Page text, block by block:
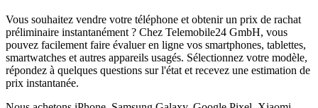
Vous souhaitez vendre votre téléphone et obtenir un prix de rachat
préliminaire instantanément ? Chez Telemobile24 GmbH, vous
pouvez facilement faire évaluer en ligne vos smartphones, tablettes,
smartwatches et autres appareils usagés. Sélectionnez votre modèle,
répondez à quelques questions sur l'état et recevez une estimation de
prix instantanée.